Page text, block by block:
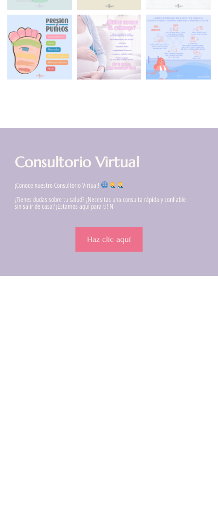
Consultorio Virtual
¡Conoce nuestro Consultorio Virtual!
¿Tienes dudas sobre tu salud? ¿Necesitas una consulta rápida y confiable
sin salir de casa? ¡Estamos aquí para ti! N
Haz clic aquí